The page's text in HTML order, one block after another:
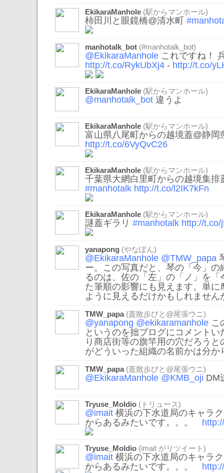
EkikaraManhole (駅からマンホール)
柿田川と眼鏡橋@清水町
manhotalk_bot (#manhotalk_bot)
@EkikaraManhole これですね！
http://t.co/RykUbXj4 - http://t.co/
EkikaraManhole (駅からマンホール)
@manhotalk_bot 違うよ
EkikaraManhole (駅からマンホール)
富山県八尾町からの越境蓋@静
http://t.co/6VyQvC26
EkikaraManhole (駅からマンホール)
千葉県大網白里町からの越境集排
#manhotalk http://t.co/l2IK7kFn
EkikaraManhole (駅からマンホール)
謎蓋ギラリ #manhotalk http://t.co/
yanapong (やなぽん)
@EkikaraManhole @TMW_papa
ー。この写真だと、琴の「今」
るのは、佐の「左」の「ノ」を
た筆順の影響にも見えます。単
ように見えるだけかもしれません
TMW_papa(蓋散歩びと@尾張ウニ)
@yanapong @ekikaramanhole こ
というのを拙ブログにコメント
り商店街等の旗竿用の穴だろう
がどういった組織の名前かは分か
TMW_papa(蓋散歩びと@尾張ウニ)
@EkikaraManhole @KMB_oji DM
Tryuse_Moldio (トリュース)
@imait 横浜の下水道局のキャラ
からあるみたいです。。。
Tryuse_Moldio (imait がリツイート)
@imait 横浜の下水道局のキャラ
からあるみたいです。。。